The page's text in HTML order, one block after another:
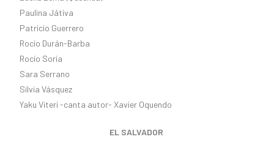
Paulina Játiva
Patricio Guerrero
Rocío Durán-Barba
Rocío Soria
Sara Serrano
Silvia Vásquez
Yaku Viteri -canta autor- Xavier Oquendo
EL SALVADOR